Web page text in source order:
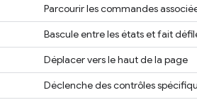
Parcourir les commandes
Bascule entre les états et fait
Déplacer vers le haut de la page
Déclenche des contrôles